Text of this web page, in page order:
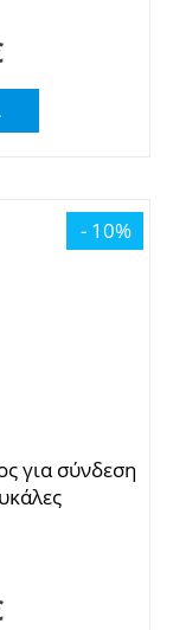
- 10%
για σύνδεση